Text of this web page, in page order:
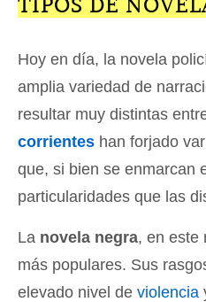
Hoy en día, la novela
amplia variedad de
resultar muy distintas
corrientes han forjado
que, si bien se enmarcan
particularidades que las
La novela negra, en este
más populares. Sus
elevado nivel de violencia